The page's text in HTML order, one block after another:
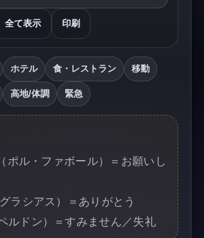
全て表示 印刷
ホテル 食・レストラン 移動
高地/体調 緊急
（ポル・ファボール）＝お願いし
グラシアス）＝ありがとう
ペルドン）＝すみません／失礼